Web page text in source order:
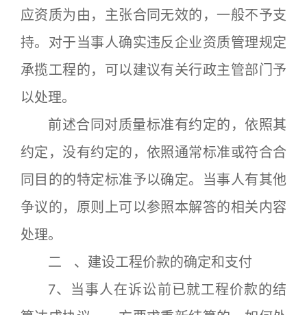
应资质为由，主张合同无效的，一般不予支
持。对于当事人确实违反企业资质管理规定
承揽工程的，可以建议有关行政主管部门予
以处理。
前述合同对质量标准有约定的，依照其
约定，没有约定的，依照通常标准或符合合
同目的的特定标准予以确定。当事人有其他
争议的，原则上可以参照本解答的相关内容
处理。
二 、建设工程价款的确定和支付
7、当事人在诉讼前已就工程价款的结